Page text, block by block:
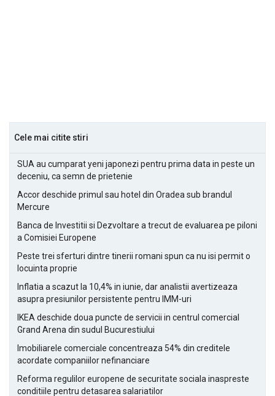
Cele mai citite stiri
SUA au cumparat yeni japonezi pentru prima data in peste un
deceniu, ca semn de prietenie
Accor deschide primul sau hotel din Oradea sub brandul
Mercure
Banca de Investitii si Dezvoltare a trecut de evaluarea pe piloni
a Comisiei Europene
Peste trei sferturi dintre tinerii romani spun ca nu isi permit o
locuinta proprie
Inflatia a scazut la 10,4% in iunie, dar analistii avertizeaza
asupra presiunilor persistente pentru IMM-uri
IKEA deschide doua puncte de servicii in centrul comercial
Grand Arena din sudul Bucurestiului
Imobiliarele comerciale concentreaza 54% din creditele
acordate companiilor nefinanciare
Reforma regulilor europene de securitate sociala inaspreste
conditiile pentru detasarea salariatilor